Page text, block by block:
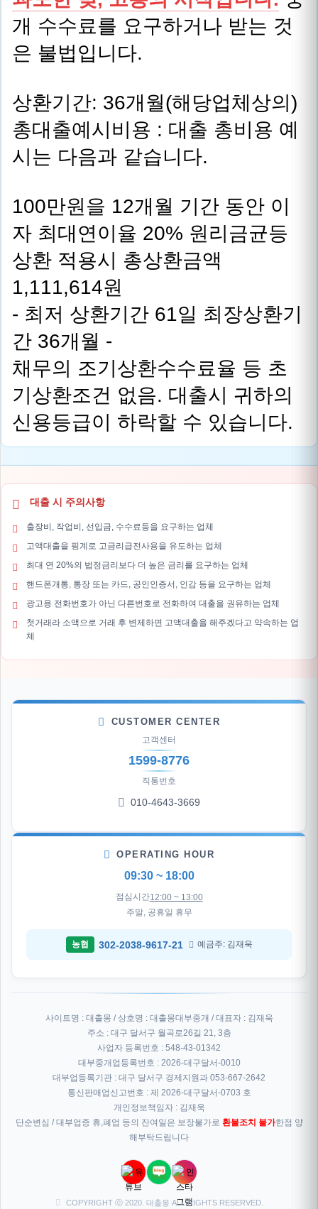
개 수수료를 요구하거나 받는 것
은 불법입니다.
상환기간: 36개월(해당업체상의)
총대출예시비용 : 대출 총비용 예
시는 다음과 같습니다.
100만원을 12개월 기간 동안 이
자 최대연이율 20% 원리금균등
상환 적용시 총상환금액
1,111,614원
- 최저 상환기간 61일 최장상환기
간 36개월 -
채무의 조기상환수수료율 등 초
기상환조건 없음. 대출시 귀하의
신용등급이 하락할 수 있습니다.
대출 시 주의사항
출장비, 작업비, 선입금, 수수료등을 요구하는 업체
고액대출을 핑계로 고금리급전사용을 유도하는 업체
최대 연 20%의 법정금리보다 더 높은 금리를 요구하는 업체
핸드폰개통, 통장 또는 카드, 공인인증서, 인감 등을 요구하는 업체
광고용 전화번호가 아닌 다른번호로 전화하여 대출을 권유하는 업체
첫거래라 소액으로 거래 후 변제하면 고액대출을 해주겠다고 약속하는 업
체
CUSTOMER CENTER
고객센터
1599-8776
직통번호
010-4643-3669
OPERATING HOUR
09:30 ~ 18:00
점심시간12:00 ~ 13:00
주말, 공휴일 휴무
농협 302-2038-9617-21 예금주: 김재욱
사이트명 : 대출몽 / 상호명 : 대출몽대부중개 / 대표자 : 김재욱
주소 : 대구 달서구 월곡로26길 21, 3층
사업자 등록번호 : 548-43-01342
대부중개업등록번호 : 2026-대구달서-0010
대부업등록기관 : 대구 달서구 경제지원과 053-667-2642
통신판매업신고번호 : 제 2026-대구달서-0703 호
개인정보책임자 : 김재욱
단순변심 / 대부업증 휴,폐업 등의 잔여일은 보장불가로 환불조치 불가한점 양
해부탁드립니다
COPYRIGHT ⓒ 2020. 대출몽 ALL RIGHTS RESERVED.